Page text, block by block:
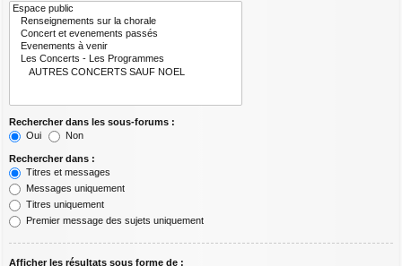
Rechercher dans les sous-forums :
Oui
Non
Rechercher dans :
Titres et messages
Messages uniquement
Titres uniquement
Premier message des sujets uniquement
Afficher les résultats sous forme de :